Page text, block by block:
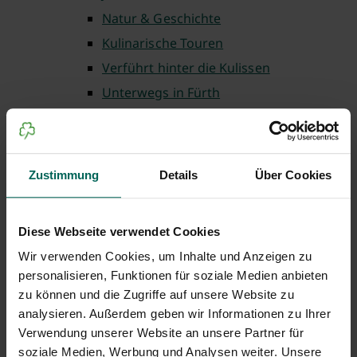
Zustimmung Details Über Cookies
Diese Webseite verwendet Cookies
Wir verwenden Cookies, um Inhalte und Anzeigen zu
personalisieren, Funktionen für soziale Medien anbieten
zu können und die Zugriffe auf unsere Website zu
analysieren. Außerdem geben wir Informationen zu Ihrer
Verwendung unserer Website an unsere Partner für
soziale Medien, Werbung und Analysen weiter. Unsere
Natur & Geschichte
Kulinarische Touren
Verführt hinter die Kulissen
Unterwegs in Fürth
Fürth für Familien
Weltgästeführertag
Lauschtour Fürth
Wo ist Gustav
Weitere buchbare Führungen
Gruppenbuchung